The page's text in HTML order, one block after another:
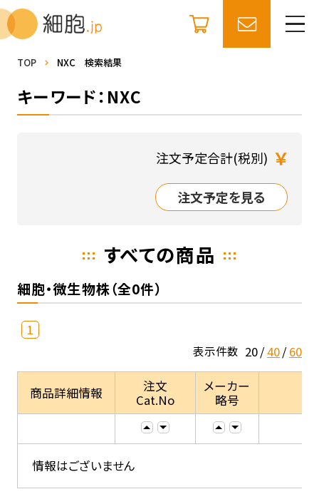
TOP NXC 検索結果
キーワード：NXC
注文予定合計(税別) ￥
注文予定を見る
すべての商品
細胞・微生物株（全0件）
1
表示件数 20 40 60
商品詳細情報
注文
Cat.No
メーカー
略号
情報はございません